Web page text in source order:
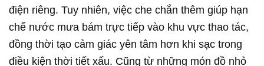
điện riêng. Tuy nhiên, việc che chắn thêm giúp hạn
chế nước mưa bám trực tiếp vào khu vực thao tác,
đồng thời tạo cảm giác yên tâm hơn khi sạc trong
điều kiện thời tiết xấu. Cũng từ những món đồ nhỏ